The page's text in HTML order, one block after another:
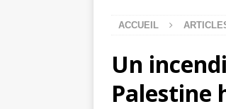
ACCUEIL
Un
Palestine